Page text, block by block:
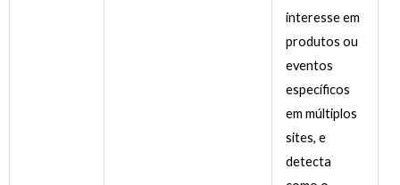
interesse em
produtos ou
eventos
específicos
em múltiplos
sites, e
detecta